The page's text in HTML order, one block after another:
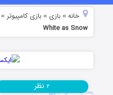
خانه »بازی »بازی کامپیوتر
White as Snow
دانلود بازی Cursed Fables: White as Snow
۲ نظر